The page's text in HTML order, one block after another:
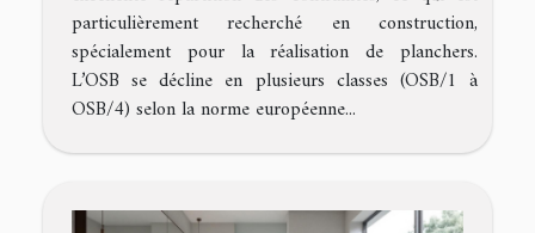
particulièrement recherché en construction,
spécialement pour la réalisation de planchers.
L’OSB se décline en plusieurs classes (OSB/1 à
OSB/4) selon la norme européenne...